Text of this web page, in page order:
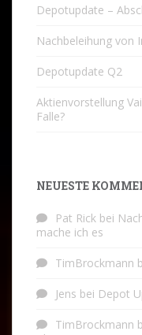
Depotupdate –
Nachbeleihung von
Depotupdate Q2
Aktienvorstellung
Falle?
NEUESTE
Pat Rick bei
mache ich es
TimBrockmann
Jens bei Depot
TimBrockmann